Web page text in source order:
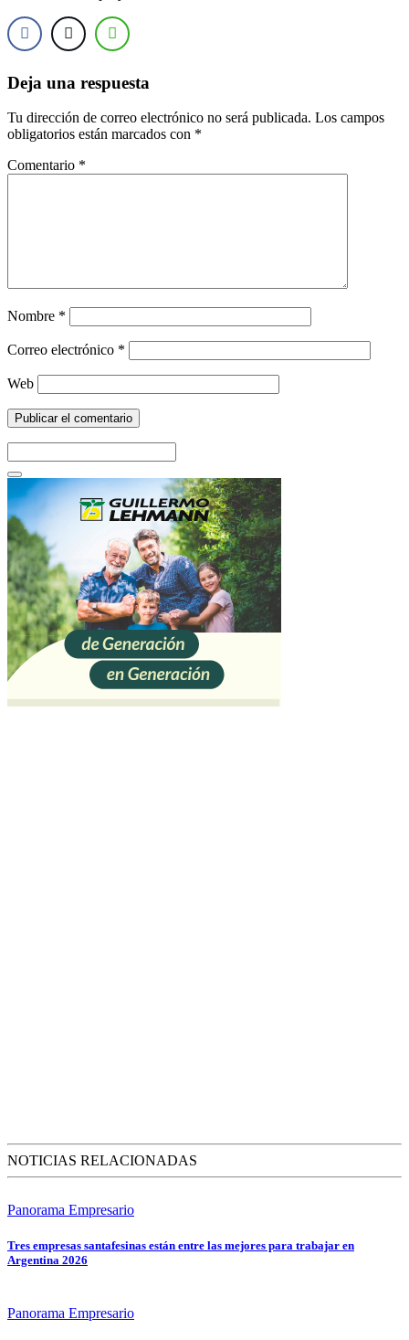
Deja una respuesta
Tu dirección de correo electrónico no será publicada. Los campos
obligatorios están marcados con *
Comentario *
Nombre *
Correo electrónico *
Web
NOTICIAS RELACIONADAS
Panorama Empresario
Tres empresas santafesinas están entre las mejores para trabajar en
Argentina 2026
Panorama Empresario